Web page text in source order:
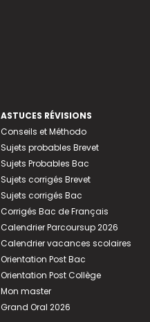
ASTUCES RÉVISIONS
Conseils et Méthodo
Sujets probables Brevet
Sujets Probables Bac
Sujets corrigés Brevet
Sujets corrigés Bac
Corrigés Bac de Français
Calendrier Parcoursup 2026
Calendrier vacances scolaires
Orientation Post Bac
Orientation Post Collège
Mon master
Grand Oral 2026